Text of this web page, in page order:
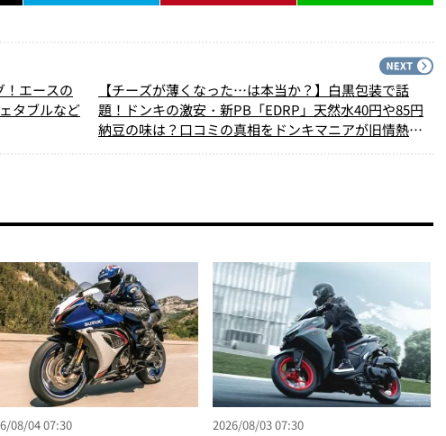
！エースの
タブルなど
【チーズが薄くなった…は本当か？】白黒包装で話
題！ドンキの激安・新PB「EDRP」天然水40円や85円
納豆の味は？口コミの真相をドンキマニアが旧情熱価
08/04 07:30 2026/08/03 07:30